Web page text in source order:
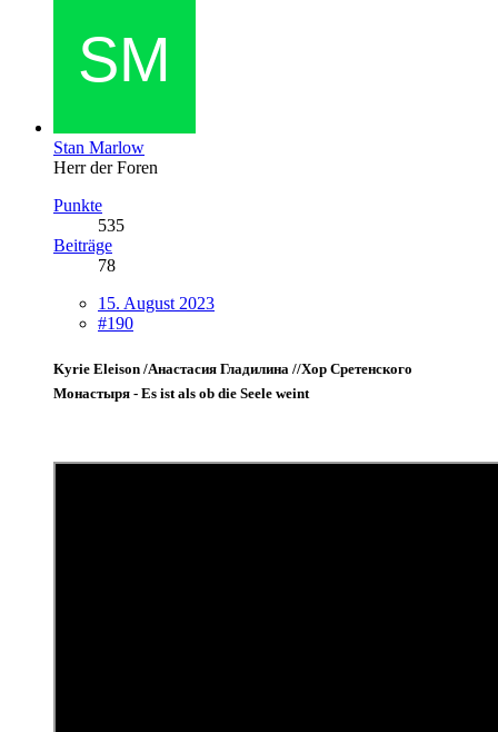
Stan Marlow
Herr der Foren
Punkte
535
Beiträge
78
15. August 2023
#190
Kyrie Eleison /Анастасия Гладилина //Хор Сретенского
Монастыря - Es ist als ob die Seele weint